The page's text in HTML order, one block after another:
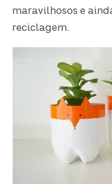
maravilhosos e
reciclagem.